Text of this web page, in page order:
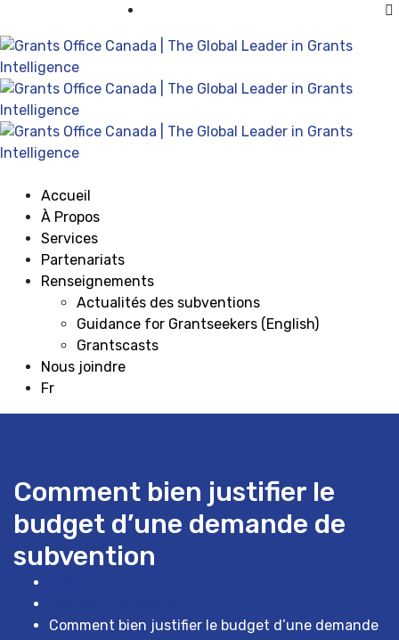
Accueil
À Propos
Services
Partenariats
Renseignements
Actualités des subventions
Guidance for Grantseekers (English)
Grantscasts
Nous joindre
Fr
Comment bien justifier le
budget d’une demande de
subvention
Comment bien justifier le budget d’une demande